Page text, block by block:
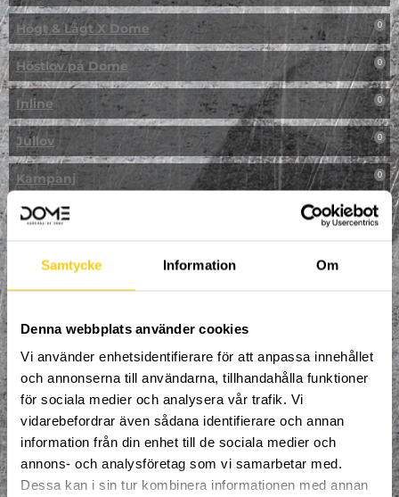
Samtycke Information Om
Denna webbplats använder cookies
Vi använder enhetsidentifierare för att anpassa innehållet
och annonserna till användarna, tillhandahålla funktioner
för sociala medier och analysera vår trafik. Vi
vidarebefordrar även sådana identifierare och annan
information från din enhet till de sociala medier och
annons- och analysföretag som vi samarbetar med.
Dessa kan i sin tur kombinera informationen med annan
Högt & Lågt X Dome 0
Höstlov på Dome 0
Inline 0
Jullov 0
Kampanj 0
Kickbike 0
Klättring
LAN
Multisport
Mässa
NPF-Träning
Parkour